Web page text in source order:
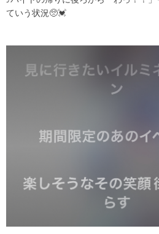
ていう状況🥺💓